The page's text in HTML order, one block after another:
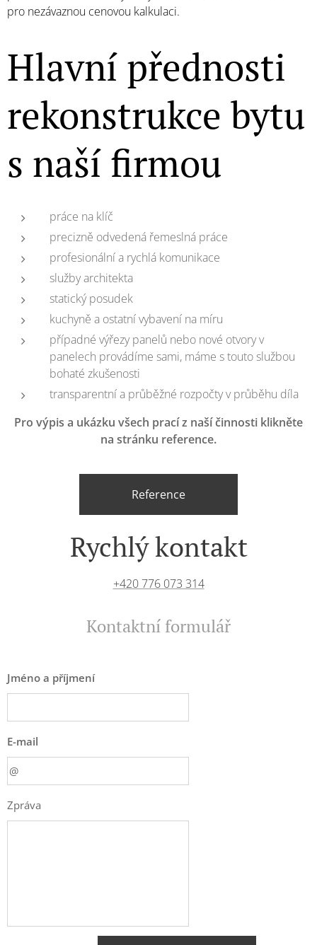
pro nezávaznou cenovou kalkulaci.
Hlavní přednosti
rekonstrukce bytu
s naší firmou
práce na klíč
precizně odvedená řemeslná práce
profesionální a rychlá komunikace
služby architekta
statický posudek
kuchyně a ostatní vybavení na míru
případné výřezy panelů nebo nové otvory v
panelech provádíme sami, máme s touto službou
bohaté zkušenosti
transparentní a průběžné rozpočty v průběhu díla
Pro výpis a ukázku všech prací z naší činnosti klikněte
na stránku reference.
Reference
Rychlý kontakt
+420 776 073 314
Kontaktní formulář
Jméno a příjmení
E-mail
Zpráva